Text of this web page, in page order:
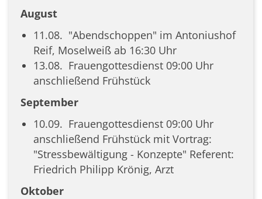
August
11.08. "Abendschoppen" im Antoniushof
Reif, Moselweiß ab 16:30 Uhr
13.08. Frauengottesdienst 09:00 Uhr
anschließend Frühstück
September
10.09. Frauengottesdienst 09:00 Uhr
anschließend Frühstück mit Vortrag:
"Stressbewältigung - Konzepte" Referent:
Friedrich Philipp Krönig, Arzt
Oktober